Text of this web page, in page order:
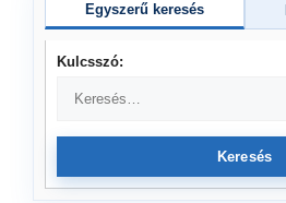
Egyszerű keresés
Kulcsszó:
Keresés